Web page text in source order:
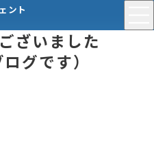
ント
ざいました
グです）